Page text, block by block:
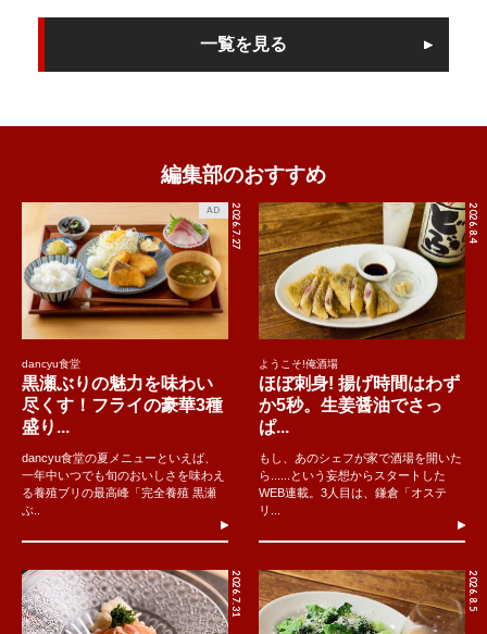
一覧を見る
編集部のおすすめ
2026.7.27
AD
dancyu食堂
黒瀬ぶりの魅力を味わい
尽くす！フライの豪華3種
盛り...
dancyu食堂の夏メニューといえば、
一年中いつでも旬のおいしさを味わえ
る養殖ブリの最高峰「完全養殖 黒瀬
ぶ..
2026.8.4
ようこそ!俺酒場
ほぼ刺身! 揚げ時間はわず
か5秒。生姜醤油でさっ
ぱ...
もし、あのシェフが家で酒場を開いた
ら......という妄想からスタートした
WEB連載。3人目は、鎌倉「オステ
リ...
2026.7.31 2026.8.5